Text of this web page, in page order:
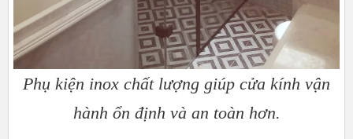
Phụ kiện inox chất lượng giúp cửa kính vận
hành ổn định và an toàn hơn.​​​​​​​